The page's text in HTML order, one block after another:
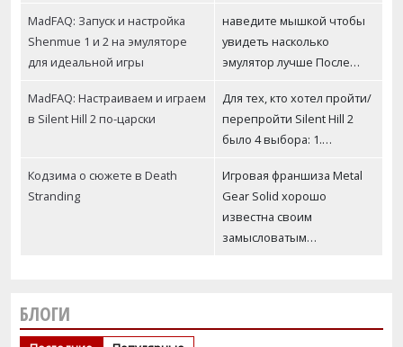
БЛОГИ
MadFAQ: Запуск и настройка
Shenmue 1 и 2 на эмуляторе
для идеальной игры
наведите мышкой чтобы
увидеть насколько
эмулятор лучше После…
MadFAQ: Настраиваем и играем
в Silent Hill 2 по-царски
Для тех, кто хотел пройти/
перепройти Silent Hill 2
было 4 выбора: 1.…
Кодзима о сюжете в Death
Stranding
Игровая франшиза Metal
Gear Solid хорошо
известна своим
замысловатым…